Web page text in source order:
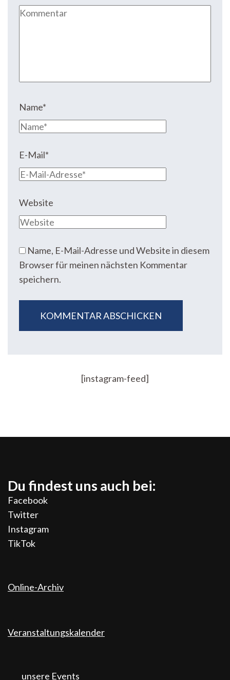
Name*
E-Mail*
Website
Name, E-Mail-Adresse und Website in diesem
Browser für meinen nächsten Kommentar
speichern.
[instagram-feed]
Du findest uns auch bei:
Facebook
Twitter
Instagram
TikTok
Online-Archiv
Veranstaltungskalender
unsere Events